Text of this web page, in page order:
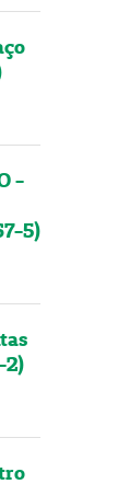
-
5)
2)